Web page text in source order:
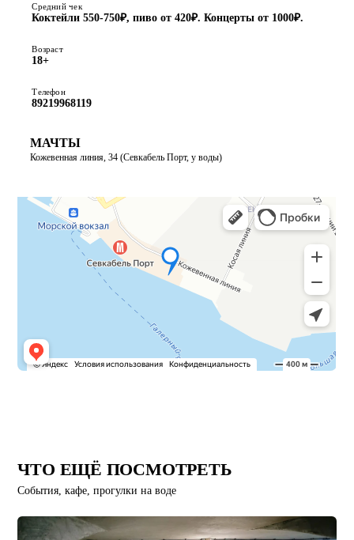
Средний чек
Коктейли 550-750₽, пиво от 420₽. Концерты от 1000₽.
Возраст
18+
Телефон
89219968119
МАЧТЫ
Кожевенная линия, 34 (Севкабель Порт, у воды)
ЧТО ЕЩЁ ПОСМОТРЕТЬ
События, кафе, прогулки на воде